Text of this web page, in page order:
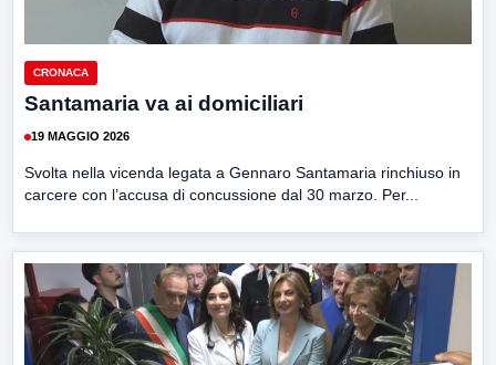
CRONACA
Santamaria va ai domiciliari
19 MAGGIO 2026
Svolta nella vicenda legata a Gennaro Santamaria rinchiuso in
carcere con l’accusa di concussione dal 30 marzo. Per...